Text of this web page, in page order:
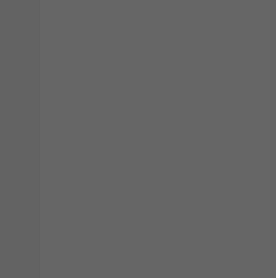
應用：適用於高速和遠距離通訊，
特點：通過光脈衝傳輸資料，抗干
單模光纖：適合長距離傳輸
多模光纖：適合短距離，應
應用：主要用於內部設備連接，如
特點：多條平行導線組成，適合短